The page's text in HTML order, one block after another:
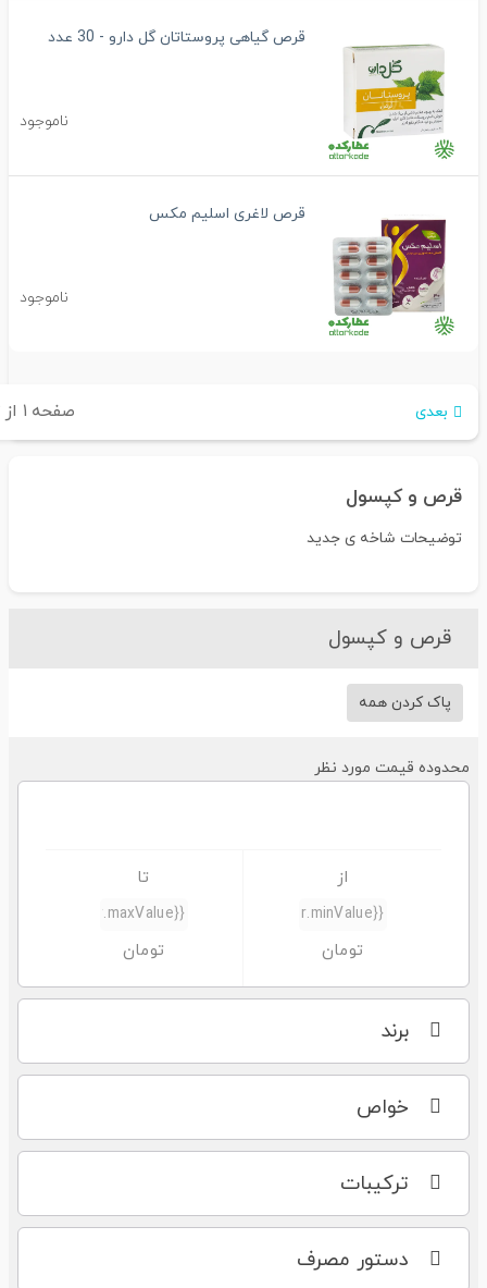
قرص گیاهی پروستاتان گل دارو - 30 عدد
ناموجود
قرص لاغری اسلیم مکس
ناموجود
صفحه ۱ از ۲ بعدی
قرص و کپسول
توضیحات شاخه ی جدید
قرص و کپسول
پاک کردن همه
قیمت مورد نظر
برند
خواص
ترکیبات
دستور مصرف